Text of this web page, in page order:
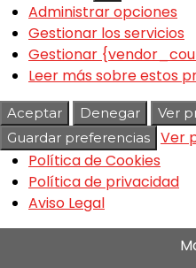
Administrar opciones
Gestionar los servicios
Gestionar
Leer más sobre estos
Aceptar Denegar
Ver
Guardar preferencias
Ver
Política de Cookies
Política de privacidad
Aviso Legal